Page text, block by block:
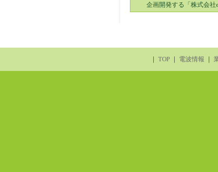
企画開発する「株式会社
｜ TOP｜ 電波情報 ｜